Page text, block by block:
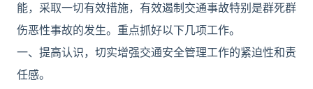
能，采取一切有效措施，有效遏制交通事故特别是群死群
伤恶性事故的发生。重点抓好以下几项工作。
一、提高认识，切实增强交通安全管理工作的紧迫性和责
任感。